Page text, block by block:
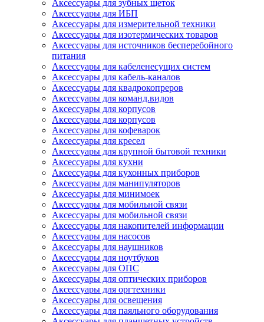
Аксессуары для зубных щеток
Аксессуары для ИБП
Аксессуары для измерительной техники
Аксессуары для изотермических товаров
Аксессуары для источников бесперебойного
питания
Аксессуары для кабеленесущих систем
Аксессуары для кабель-каналов
Аксессуары для квадрокопреров
Аксессуары для команд.видов
Аксессуары для корпусов
Аксессуары для корпусов
Аксессуары для кофеварок
Аксессуары для кресел
Аксессуары для крупной бытовой техники
Аксессуары для кухни
Аксессуары для кухонных приборов
Аксессуары для манипуляторов
Аксессуары для минимоек
Аксессуары для мобильной связи
Аксессуары для мобильной связи
Аксессуары для накопителей информации
Аксессуары для насосов
Аксессуары для наушников
Аксессуары для ноутбуков
Аксессуары для ОПС
Аксессуары для оптических приборов
Аксессуары для оргтехники
Аксессуары для освещения
Аксессуары для паяльного оборудования